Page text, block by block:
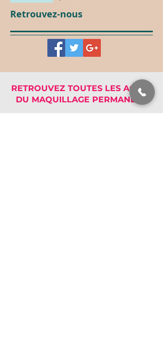
Retrouvez-nous
RETROUVEZ TOUTES LES ACTUS
DU MAQUILLAGE PERMANENT